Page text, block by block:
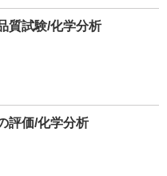
質試験/化学分析
評価/化学分析